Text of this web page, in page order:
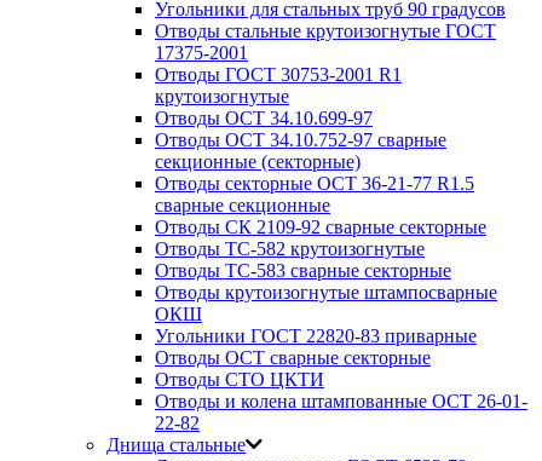
Угольники для стальных труб 90 градусов
Отводы стальные крутоизогнутые ГОСТ
17375-2001
Отводы ГОСТ 30753-2001 R1
крутоизогнутые
Отводы ОСТ 34.10.699-97
Отводы ОСТ 34.10.752-97 сварные
секционные (секторные)
Отводы секторные ОСТ 36-21-77 R1.5
сварные секционные
Отводы СК 2109-92 сварные секторные
Отводы ТС-582 крутоизогнутые
Отводы ТС-583 сварные секторные
Отводы крутоизогнутые штампосварные
ОКШ
Угольники ГОСТ 22820-83 приварные
Отводы ОСТ сварные секторные
Отводы СТО ЦКТИ
Отводы и колена штампованные ОСТ 26-01-
22-82
Днища стальные